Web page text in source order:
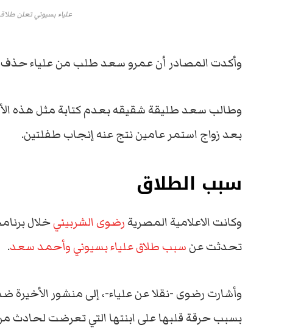
علياء بسيوني تعلن
وأكدت المصادر أن عمرو سعد طلب من علياء حذف
وطالب سعد طليقة شقيقه بعدم كتابة مثل هذه
بعد زواج استمر عامين نتج عنه إنجاب طفلتين.
سبب الطلاق
وكانت الاعلامية المصريةرضوى الشربيني
تحدثت عنسبب طلاق علياء بسيوني وأحمد سعد.
وأشارت رضوى -نقلا عن علياء-، إلى منشور
بسبب حرقة قلبها على ابنتها التي تعرضت لحادث